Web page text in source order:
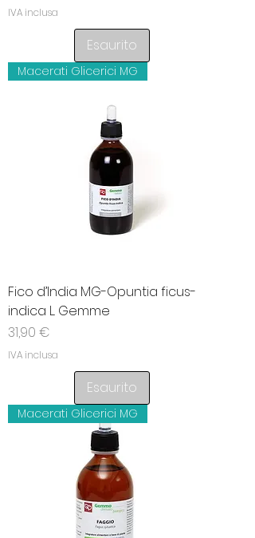
IVA inclusa
Esaurito
Macerati Glicerici MG
Fico d’India MG-Opuntia ficus-
indica L. Gemme
Prezzo
31,90 €
IVA inclusa
Esaurito
Macerati Glicerici MG